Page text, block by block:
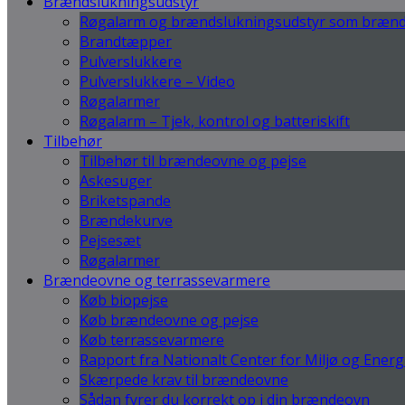
Røgalarm og brændslukningsudstyr som
Brandtæpper
Pulverslukkere
Pulverslukkere – Video
Røgalarmer
Røgalarm – Tjek, kontrol og batteriskift
Tilbehør
Tilbehør til brændeovne og pejse
Askesuger
Briketspande
Brændekurve
Pejsesæt
Røgalarmer
Brændeovne og terrassevarmere
Køb biopejse
Køb brændeovne og pejse
Køb terrassevarmere
Rapport fra Nationalt Center for Miljø og
Skærpede krav til brændeovne
Sådan fyrer du korrekt op i din brændeovn